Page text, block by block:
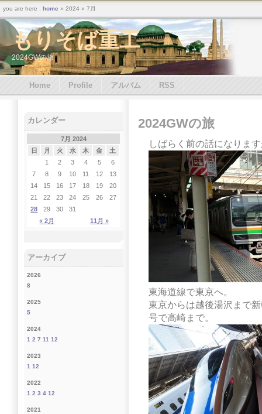
もりそば重工
2024GWの旅
2024GWの旅
しばらく前の話になりま
東海道線で東京へ。
東京からは越後湯沢まで
号で高崎まで。
カレンダー
7月 2024
日
月 火 水 木 金 土
« 2月 11月 »
1 2 3 4 5
6
7
8 9 10 11 12
13
14
15 16 17 18 19
20
21
22 23 24 25 26
27
28
29 30 31
アーカイブ
2026
8
2025
5
2024
1 2 7 11 12
2023
1 12
2022
1 2 3 4 12
2021
Home Profile アルバム RSS
you are here : home » 2024 » 7月